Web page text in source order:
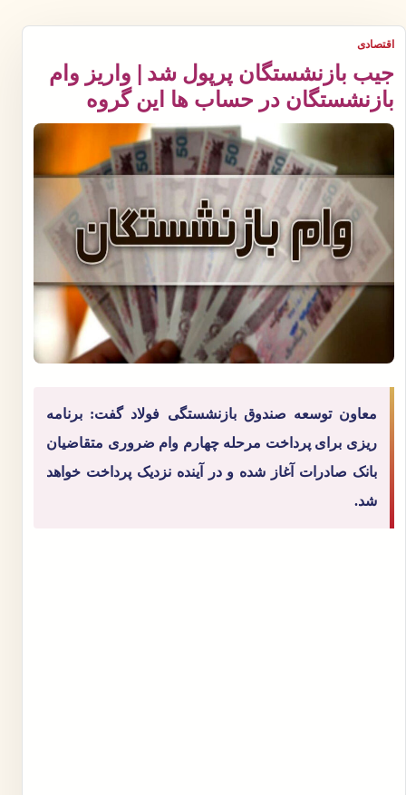
اقتصادی
جیب بازنشستگان پرپول شد | واریز وام
بازنشستگان در حساب ها این گروه
معاون توسعه صندوق بازنشستگی فولاد گفت: برنامه
ریزی برای پرداخت مرحله چهارم وام ضروری متقاضیان
بانک صادرات آغاز شده و در آینده نزدیک پرداخت خواهد
شد.